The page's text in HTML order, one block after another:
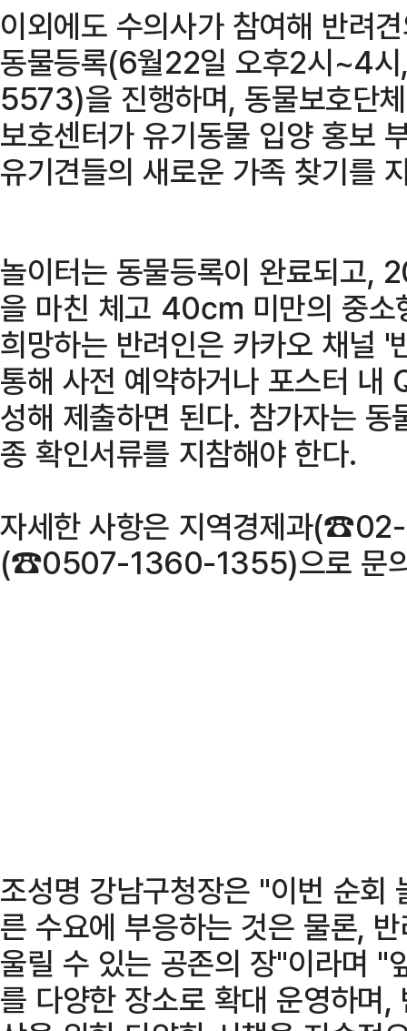
이외에도 수의사가 참여해 반려
동물등록(6월22일 오후2시
5573)을 진행하며, 동물보호단
보호센터가 유기동물 입양 홍보
유기견들의 새로운 가족 찾기를
놀이터는 동물등록이 완료되고,
을 마친 체고 40㎝ 미만의 중소
희망하는 반려인은 카카오 채널
통해 사전 예약하거나 포스터 내
성해 제출하면 된다. 참가자는
종 확인서류를 지참해야 한다.
자세한 사항은 지역경제과
(☎0507-1360-1355)으로 문
조성명 강남구청장은 "이번 순회
른 수요에 부응하는 것은 물론,
울릴 수 있는 공존의 장"이라며 "
를 다양한 장소로 확대 운영하며